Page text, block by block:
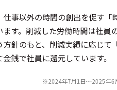
事以外の時間の創出を促す「
す。削減した労働時間は社員
針のもと、削減実績に応じて
銭で社員に還元しています。
※2024年7月1日〜2025年6